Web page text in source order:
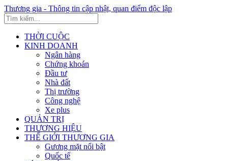
Thương gia - Thông tin cập nhật, quan điểm độc lập
THỜI CUỘC
KINH DOANH
Ngân hàng
Chứng khoán
Đầu tư
Nhà đất
Thị trường
Công nghệ
Xe plus
QUẢN TRỊ
THƯƠNG HIỆU
THẾ GIỚI THƯƠNG GIA
Gương mặt nổi bật
Quốc tế